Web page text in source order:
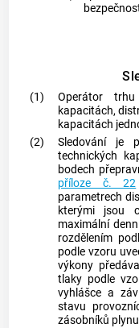
(1)
Operátor
kapacitách,
kapacitách
(2)
Sledování je
technických
bodech
příloze č. 22
parametrech
kterými jsou
maximální
rozdělením
podle vzoru
výkony
tlaky podle
vyhlášce a
stavu
zásobníků plynu